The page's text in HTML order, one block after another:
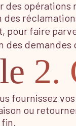
des opérations
pour faire
des
2.
fournissez
ou